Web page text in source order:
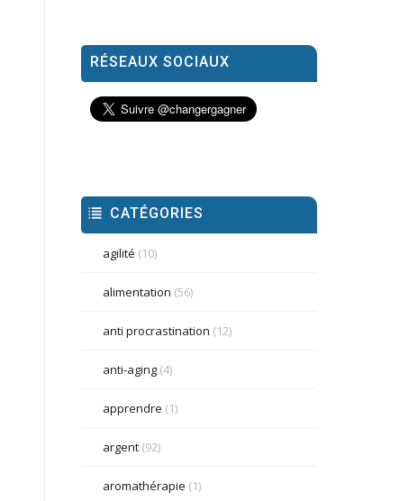
RÉSEAUX SOCIAUX
CATÉGORIES
agilité (10)
alimentation (56)
anti procrastination (12)
anti-aging(4)
apprendre (1)
argent(92)
aromathérapie (1)